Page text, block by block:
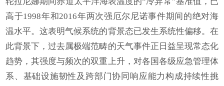
高于1998年和2016年两次强厄尔尼诺事件期间的绝对海
温水平。这表明气候系统的背景态已发生系统性偏移。在
此背景下，过去属极端范畴的天气事件正日益呈现常态化
趋势，其强度与频次的双重上升，对各国各级应急管理体
系、基础设施韧性及跨部门协同响应能力构成持续性挑